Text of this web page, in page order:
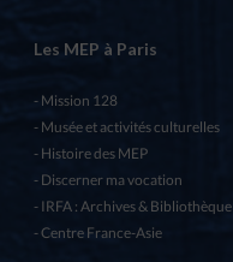
Les MEP à Paris
Mission 128
Musée et activités culturelles
Histoire des MEP
Discerner ma vocation
IRFA : Archives & Bibliothèque
Centre France-Asie